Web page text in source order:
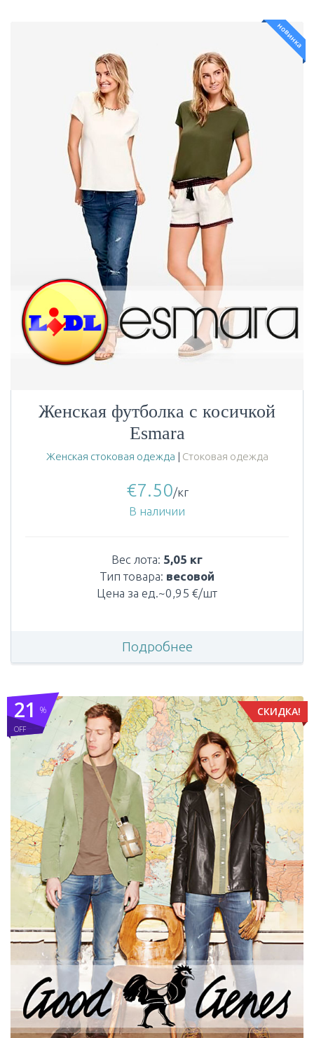
новинка
Женская футболка с косичкой
Esmara
Женская стоковая одежда | Стоковая одежда
€7.50/кг
В наличии
Вес лота: 5,05 кг
Тип товара: весовой
Цена за ед.~0,95 €/шт
Подробнее
СКИДКА!
%
OFF
21